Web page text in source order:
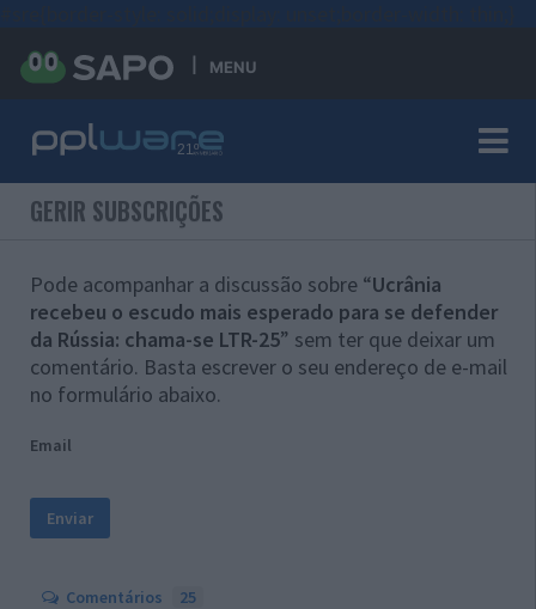
MENU
GERIR SUBSCRIÇÕES
Pode acompanhar a discussão sobre “Ucrânia
recebeu o escudo mais esperado para se defender
da Rússia: chama-se LTR-25” sem ter que deixar um
comentário. Basta escrever o seu endereço de e-mail
no formulário abaixo.
Email
Comentários 25